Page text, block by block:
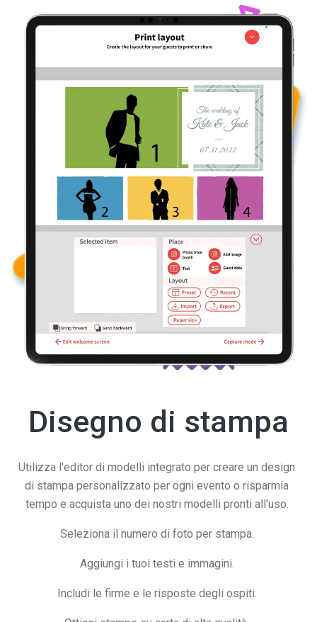
Disegno di stampa
Utilizza l'editor di modelli integrato per creare un design
di stampa personalizzato per ogni evento o risparmia
tempo e acquista uno dei nostri modelli pronti all'uso.
Seleziona il numero di foto per stampa.
Aggiungi i tuoi testi e immagini.
Includi le firme e le risposte degli ospiti.